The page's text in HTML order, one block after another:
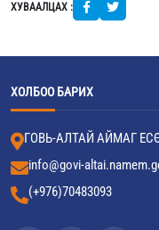
ХУВААЛЦАХ :
ХОЛБОО БАРИХ
ГОВЬ-АЛТАЙ АЙМАГ
info@govi-
(+976)70483093